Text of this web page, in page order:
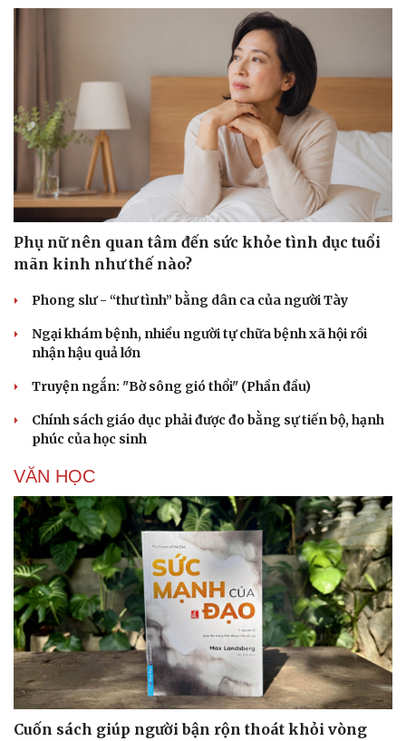
Phụ nữ nên quan tâm đến sức khỏe tình dục tuổi
mãn kinh như thế nào?
Phong slư - “thư tình” bằng dân ca của người Tày
Ngại khám bệnh, nhiều người tự chữa bệnh xã hội rồi
nhận hậu quả lớn
Truyện ngắn: "Bờ sông gió thổi" (Phần đầu)
Chính sách giáo dục phải được đo bằng sự tiến bộ, hạnh
phúc của học sinh
VĂN HỌC
Cuốn sách giúp người bận rộn thoát khỏi vòng